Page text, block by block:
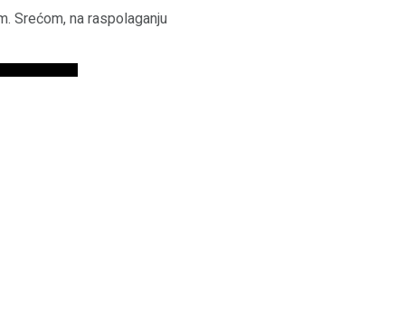
Srećom, na raspolaganju